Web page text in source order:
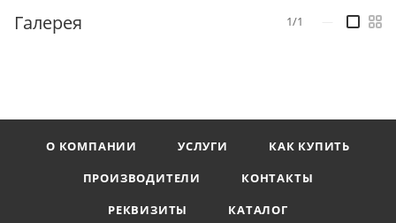
Галерея 1/1
О КОМПАНИИ УСЛУГИ
КАК КУПИТЬ
ПРОИЗВОДИТЕЛИ
КОНТАКТЫ
РЕКВИЗИТЫ
КАТАЛОГ